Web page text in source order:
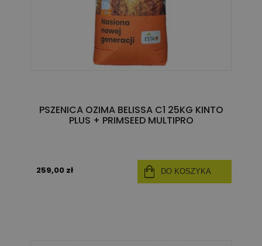
PSZENICA OZIMA BELISSA C1 25KG KINTO
PLUS + PRIMSEED MULTIPRO
259,00 zł DO KOSZYKA